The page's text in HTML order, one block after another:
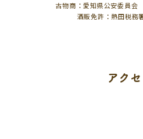
古物商：愛知県公安委員
酒販免許：熱田税
アク